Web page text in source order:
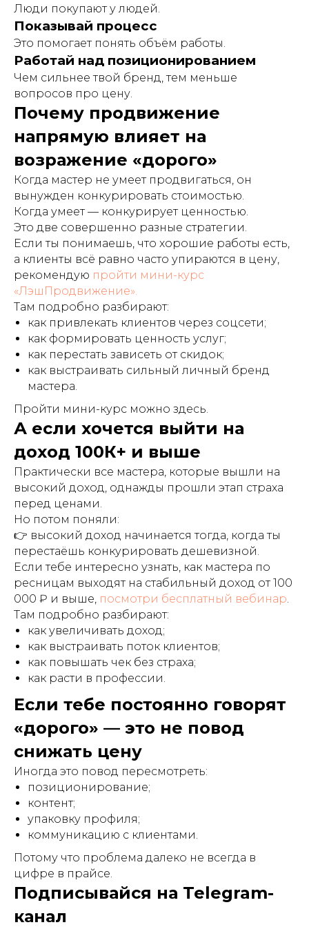
Люди покупают у людей.
Показывай процесс
Это помогает понять объём работы.
Работай над позиционированием
Чем сильнее твой бренд, тем меньше
вопросов про цену.
Почему продвижение
напрямую влияет на
возражение «дорого»
Когда мастер не умеет продвигаться, он
вынужден конкурировать стоимостью.
Когда умеет — конкурирует ценностью.
Это две совершенно разные стратегии.
Если ты понимаешь, что хорошие работы есть,
а клиенты всё равно часто упираются в цену,
рекомендую пройти мини-курс
«ЛэшПродвижение».
Там подробно разбирают:
как привлекать клиентов через соцсети;
как формировать ценность услуг;
как перестать зависеть от скидок;
как выстраивать сильный личный бренд
мастера.
Пройти мини-курс можно здесь.
А если хочется выйти на
доход 100К+ и выше
Практически все мастера, которые вышли на
высокий доход, однажды прошли этап страха
перед ценами.
Но потом поняли:
👉 высокий доход начинается тогда, когда ты
перестаёшь конкурировать дешевизной.
Если тебе интересно узнать, как мастера по
ресницам выходят на стабильный доход от 100
000 ₽ и выше, посмотри бесплатный вебинар.
Там подробно разбирают:
как увеличивать доход;
как выстраивать поток клиентов;
как повышать чек без страха;
как расти в профессии.
Если тебе постоянно говорят
«дорого» — это не повод
снижать цену
Иногда это повод пересмотреть:
позиционирование;
контент;
упаковку профиля;
коммуникацию с клиентами.
Потому что проблема далеко не всегда в
цифре в прайсе.
Подписывайся на Telegram-
канал